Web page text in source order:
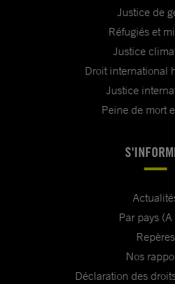
Justice de
Réfugiés et
Justice
Droit international
Justice
Peine de mort
Par pays (A
Repères
Nos
Déclaration des